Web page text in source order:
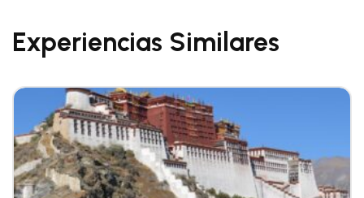
Experiencias Similares